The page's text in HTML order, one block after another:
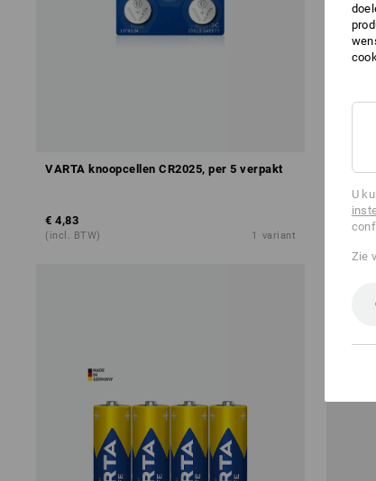
VARTA knoopcellen CR2025, per 5 verpakt
€ 4,83
(incl. BTW) 1 variant
v.a. €
(incl.
U
Zie